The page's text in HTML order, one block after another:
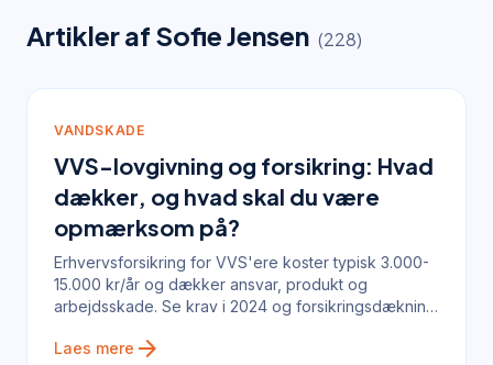
Artikler af Sofie Jensen (228)
VANDSKADE
VVS-lovgivning og forsikring: Hvad
dækker, og hvad skal du være
opmærksom på?
Erhvervsforsikring for VVS'ere koster typisk 3.000-
15.000 kr/år og dækker ansvar, produkt og
arbejdsskade. Se krav i 2024 og forsikringsdækning
Laes mere arrow_forward